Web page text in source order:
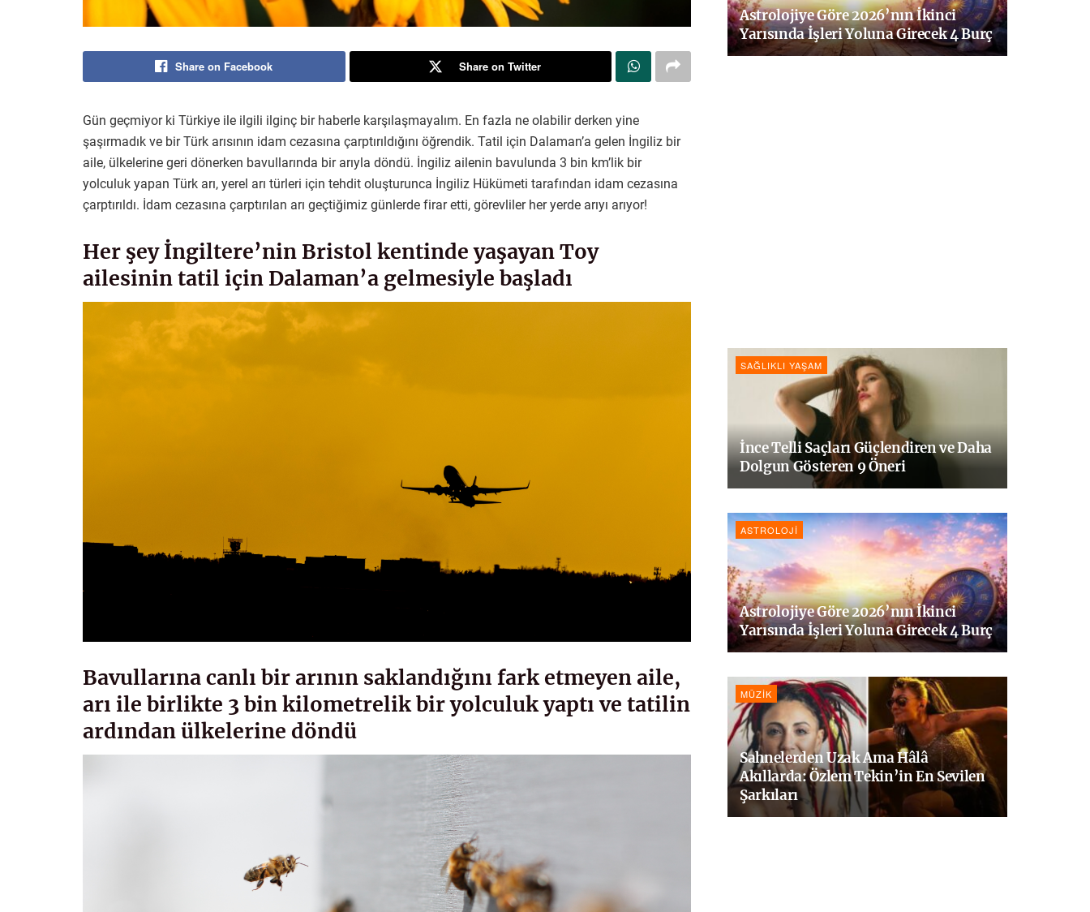
Share on Facebook Share on Twitter
Gün geçmiyor ki Türkiye ile ilgili ilginç bir haberle karşılaşmayalım. En fazla ne olabilir derken yine
şaşırmadık ve bir Türk arısının idam cezasına çarptırıldığını öğrendik. Tatil için Dalaman’a gelen İngiliz bir
aile, ülkelerine geri dönerken bavullarında bir arıyla döndü. İngiliz ailenin bavulunda 3 bin km’lik bir
yolculuk yapan Türk arı, yerel arı türleri için tehdit oluşturunca İngiliz Hükümeti tarafından idam cezasına
çarptırıldı. İdam cezasına çarptırılan arı geçtiğimiz günlerde firar etti, görevliler her yerde arıyı arıyor!
Her şey İngiltere’nin Bristol kentinde yaşayan Toy
ailesinin tatil için Dalaman’a gelmesiyle başladı
Bavullarına canlı bir arının saklandığını fark etmeyen aile,
arı ile birlikte 3 bin kilometrelik bir yolculuk yaptı ve tatilin
ardından ülkelerine döndü
Astrolojiye Göre 2026’nın İkinci
Yarısında İşleri Yoluna Girecek 4 Burç
SAĞLIKLI YAŞAM
İnce Telli Saçları Güçlendiren ve Daha
Dolgun Gösteren 9 Öneri
ASTROLOJI
Astrolojiye Göre 2026’nın İkinci
Yarısında İşleri Yoluna Girecek 4 Burç
MÜZIK
Sahnelerden Uzak Ama Hâlâ
Akıllarda: Özlem Tekin’in En Sevilen
Şarkıları